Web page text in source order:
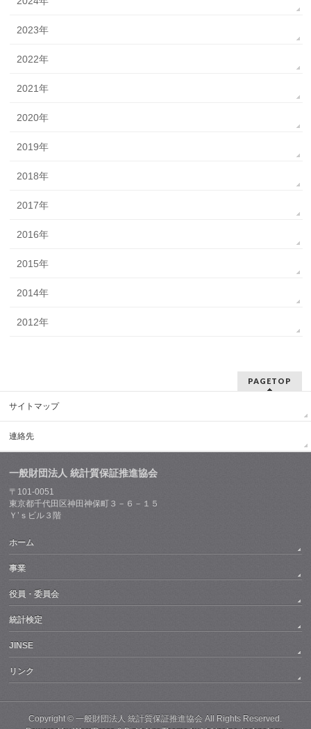
2023年
2022年
2021年
2020年
2019年
2018年
2017年
2016年
2015年
2014年
2012年
PAGETOP
サイトマップ
連絡先
一般財団法人 統計質保証推進協会
〒101-0051
東京都千代田区神田神保町３－６－１５
Ｙ’ｓビル３階
ホーム
事業
役員・委員会
統計検定
JINSE
リンク
Copyright ©一般財団法人 統計質保証推進協会 All Rights Reserved.